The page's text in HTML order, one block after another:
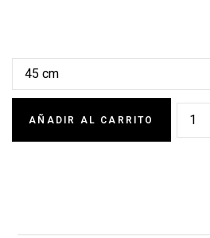
AÑADIR AL CARRITO